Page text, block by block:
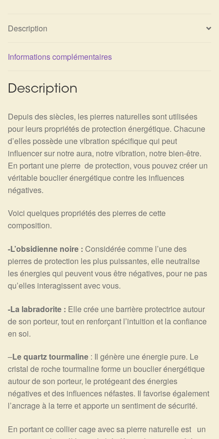
Commandes
Panier
Description
Informations complémentaires
Description
Depuis des siècles, les pierres naturelles sont utilisées
pour leurs propriétés de protection énergétique. Chacune
d’elles possède une vibration spécifique qui peut
influencer sur notre aura, notre vibration, notre bien-être.
En portant une pierre de protection, vous pouvez créer un
véritable bouclier énergétique contre les influences
négatives.
Voici quelques propriétés des pierres de cette
composition.
-L’obsidienne noire : Considérée comme l’une des
pierres de protection les plus puissantes, elle neutralise
les énergies qui peuvent vous être négatives, pour ne pas
qu’elles interagissent avec vous.
-La labradorite : Elle crée une barrière protectrice autour
de son porteur, tout en renforçant l’intuition et la confiance
en soi.
–Le quartz tourmaline : Il génère une énergie pure. Le
cristal de roche tourmaline forme un bouclier énergétique
autour de son porteur, le protégeant des énergies
négatives et des influences néfastes. Il favorise également
l’ancrage à la terre et apporte un sentiment de sécurité.
En portant ce collier cage avec sa pierre naturelle est un